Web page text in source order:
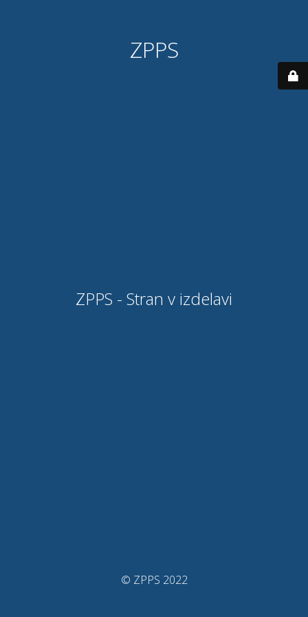
ZPPS
ZPPS - Stran v izdelavi
© ZPPS 2022